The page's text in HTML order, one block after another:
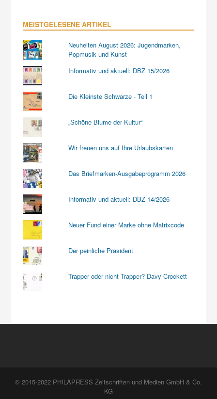
MEISTGELESENE ARTIKEL
Neuheiten August 2026: Jugendmarken,
Popmusik und Kunst
Informativ und aktuell: DBZ 15/2026
Die Kleinste Schwarze - Teil 1
„Schöne Blume der Kultur“
Wir freuen uns auf Ihre Urlaubskarten
Das Briefmarken-Ausgabeprogramm 2026
Informativ und aktuell: DBZ 14/2026
Neuer Fund einer Marke ohne Matrixcode
Der peinliche Präsident
Trapper oder nicht Trapper? Davy Crockett
© 2015-2022 PHILAPRESS Zeitschriften und Medien GmbH & Co.
KG